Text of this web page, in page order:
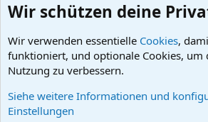
DB ... für Navigationsgeräte
Wir schützen deine
Wir verwenden essentielle Cookies,
funktioniert, und optionale Cookies, um
Nutzung zu verbessern.
Siehe weitere Informationen und
Einstellungen